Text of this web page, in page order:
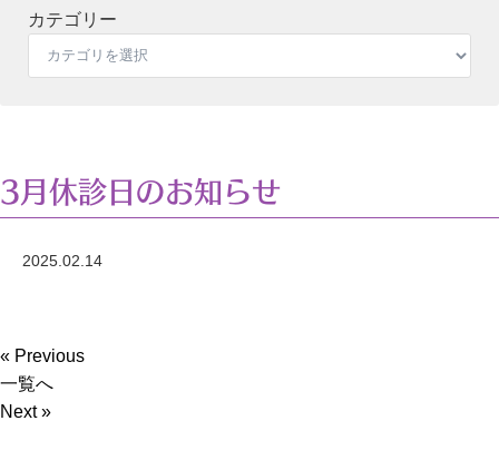
カテゴリー
3月休診日のお知らせ
2025.02.14
« Previous
一覧へ
Next »